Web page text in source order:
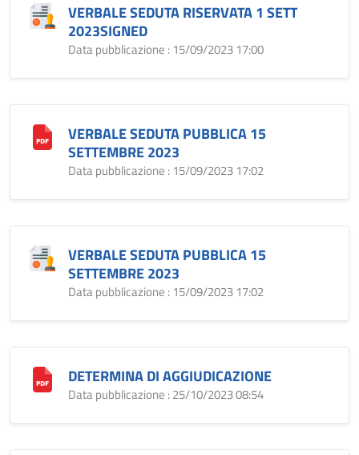
VERBALE SEDUTA RISERVATA 1 SETT
2023SIGNED
Data pubblicazione : 15/09/2023 17:00
VERBALE SEDUTA PUBBLICA 15
SETTEMBRE 2023
Data pubblicazione : 15/09/2023 17:02
VERBALE SEDUTA PUBBLICA 15
SETTEMBRE 2023
Data pubblicazione : 15/09/2023 17:02
DETERMINA DI AGGIUDICAZIONE
Data pubblicazione : 25/10/2023 08:54